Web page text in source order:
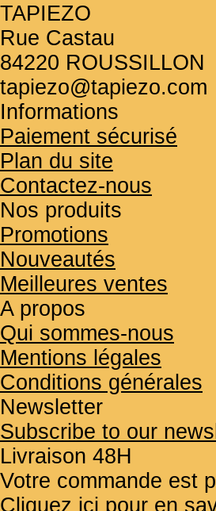
TAPIEZO
Rue Castau
84220 ROUSSILLON
tapiezo@tapiezo.com
Informations
Paiement sécurisé
Plan du site
Contactez-nous
Nos produits
Promotions
Nouveautés
Meilleures ventes
A propos
Qui sommes-nous
Mentions légales
Conditions générales
Newsletter
Subscribe to our
Livraison 48H
Votre commande est
Cliquez ici pour en